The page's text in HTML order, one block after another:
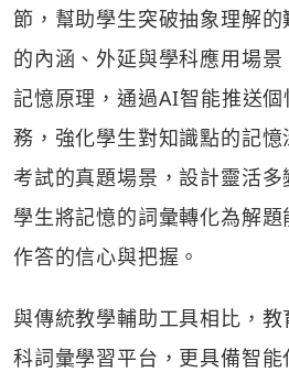
節，幫助學生突破抽象理解
的內涵、外延與學科應用場
記憶原理，通過AI智能推送
務，強化學生對知識點的記
考試的真題場景，設計靈活
學生將記憶的詞彙轉化為解
作答的信心與把握。
與傳統教學輔助工具相比，
科詞彙學習平台，更具備智